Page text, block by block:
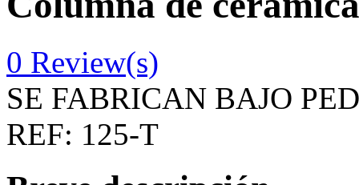
0 Review(s)
SE FABRICAN BAJO
REF: 125-T